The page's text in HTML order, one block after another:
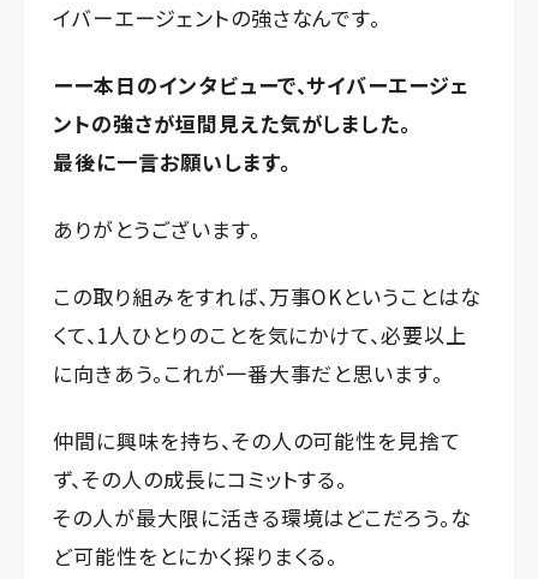
イバーエージェントの強さなんです。
ーー本日のインタビューで、サイバーエージェ
ントの強さが垣間見えた気がしました。
最後に一言お願いします。
ありがとうございます。
この取り組みをすれば、万事OKということはな
くて、1人ひとりのことを気にかけて、必要以上
に向きあう。これが一番大事だと思います。
仲間に興味を持ち、その人の可能性を見捨て
ず、その人の成長にコミットする。
その人が最大限に活きる環境はどこだろう。な
ど可能性をとにかく探りまくる。